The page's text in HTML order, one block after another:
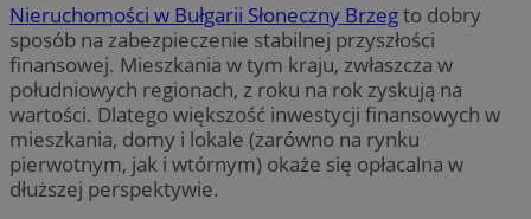
Nieruchomości w Bułgarii Słoneczny Brzegto dobry
sposób na zabezpieczenie stabilnej przyszłości
finansowej. Mieszkania w tym kraju, zwłaszcza w
południowych regionach, z roku na rok zyskują na
wartości. Dlatego większość inwestycji finansowych w
mieszkania, domy i lokale (zarówno na rynku
pierwotnym, jak i wtórnym) okaże się opłacalna w
dłuższej perspektywie.